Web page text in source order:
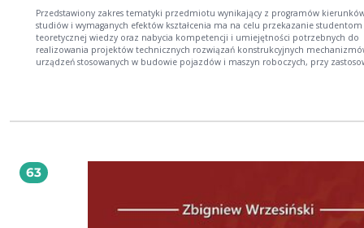
Przedstawiony zakres tematyki przedmiotu wynikający z programów
studiów i wymaganych efektów kształcenia ma na celu przekazanie studentom
teoretycznej wiedzy oraz nabycia kompetencji i umiejętności potrzebnych do
realizowania projektów technicznych rozwiązań konstrukcyjnych
urządzeń stosowanych w budowie pojazdów i maszyn roboczych, przy
oraz klasyfikację strukturalną i funkcjonalną mechanizmów. Rozdział 3
przykładowe zadania. W rozdziale 4 omówiono metody analizy kinematycznej
mechanizmów krzywkowych, syntezę mechanizmu krzywkowego metodą
oraz przykładowe zadania. W rozdziale 5 opisano dynamikę mechanizmów i
mechanizmów, ruch maszyny pod działaniem sił, nierównomierność biegu
wyznaczanie momentu bezwładności koła zamachowego, oraz przykładowe
63